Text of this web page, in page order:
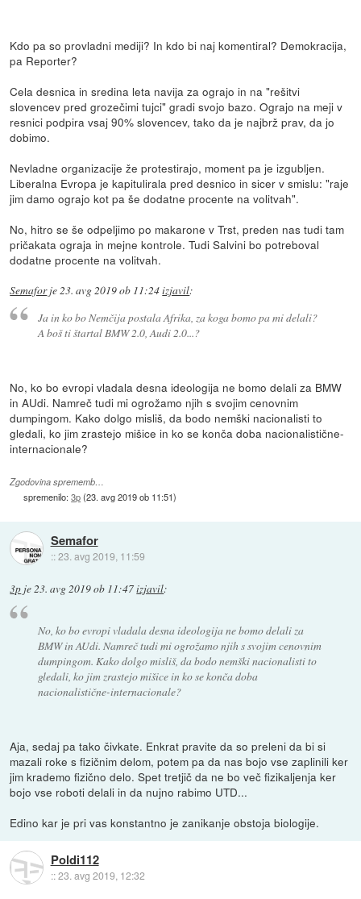
Kdo pa so provladni mediji? In kdo bi naj komentiral? Demokracija,
pa Reporter?
Cela desnica in sredina leta navija za ograjo in na "rešitvi
slovencev pred grozečimi tujci" gradi svojo bazo. Ograjo na meji v
resnici podpira vsaj 90% slovencev, tako da je najbrž prav, da jo
dobimo.
Nevladne organizacije že protestirajo, moment pa je izgubljen.
Liberalna Evropa je kapitulirala pred desnico in sicer v smislu: "raje
jim damo ograjo kot pa še dodatne procente na volitvah".
No, hitro se še odpeljimo po makarone v Trst, preden nas tudi tam
pričakata ograja in mejne kontrole. Tudi Salvini bo potreboval
dodatne procente na volitvah.
Semaforje23. avg 2019 ob 11:24izjavil:
Ja in ko bo Nemčija postala Afrika, za koga bomo pa mi delali?
A boš ti štartal BMW 2.0, Audi 2.0...?
No, ko bo evropi vladala desna ideologija ne bomo delali za BMW
in AUdi. Namreč tudi mi ogrožamo njih s svojim cenovnim
dumpingom. Kako dolgo misliš, da bodo nemški nacionalisti to
gledali, ko jim zrastejo mišice in ko se konča doba nacionalistične-
internacionale?
Zgodovina sprememb…
spremenilo:3p(23. avg 2019 ob 11:51)
Semafor
::23. avg 2019, 11:59
3p je23. avg 2019 ob 11:47izjavil:
No, ko bo evropi vladala desna ideologija ne bomo delali za
BMW in AUdi. Namreč tudi mi ogrožamo njih s svojim cenovnim
dumpingom. Kako dolgo misliš, da bodo nemški nacionalisti to
gledali, ko jim zrastejo mišice in ko se konča doba
nacionalistične-internacionale?
Aja, sedaj pa tako čivkate. Enkrat pravite da so preleni da bi si
mazali roke s fizičnim delom, potem pa da nas bojo vse zaplinili ker
jim krademo fizično delo. Spet tretjič da ne bo več fizikaljenja ker
bojo vse roboti delali in da nujno rabimo UTD...
Edino kar je pri vas konstantno je zanikanje obstoja biologije.
Poldi112
::23. avg 2019, 12:32